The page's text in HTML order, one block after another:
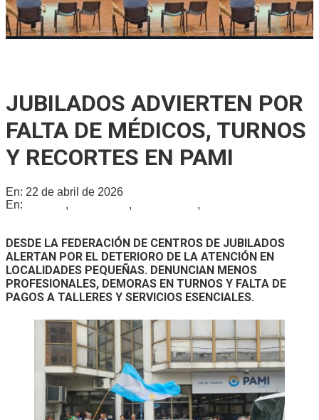
JUBILADOS ADVIERTEN POR
FALTA DE MÉDICOS, TURNOS
Y RECORTES EN PAMI
En: 22 de abril de 2026
En:
, , ,
DESDE LA FEDERACIÓN DE CENTROS DE JUBILADOS
ALERTAN POR EL DETERIORO DE LA ATENCIÓN EN
LOCALIDADES PEQUEÑAS. DENUNCIAN MENOS
PROFESIONALES, DEMORAS EN TURNOS Y FALTA DE
PAGOS A TALLERES Y SERVICIOS ESENCIALES.